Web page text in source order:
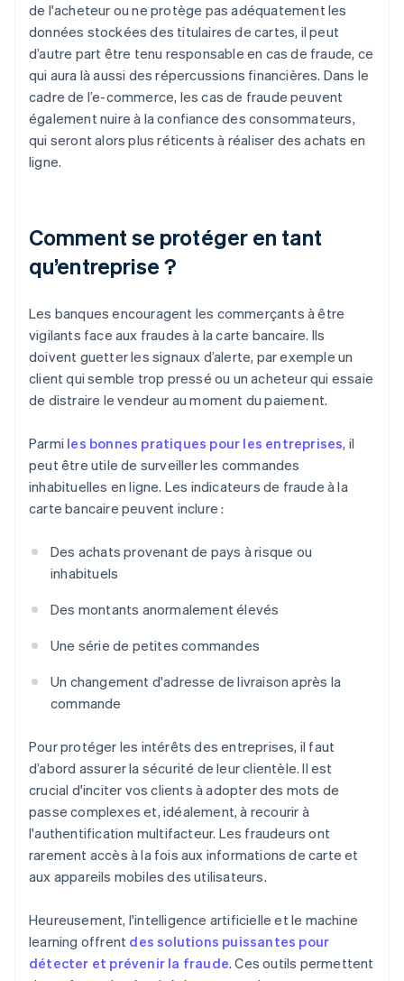
de l'acheteur ou ne protège pas adéquatement les
données stockées des titulaires de cartes, il peut
d’autre part être tenu responsable en cas de fraude, ce
qui aura là aussi des répercussions financières. Dans le
cadre de l’e-commerce, les cas de fraude peuvent
également nuire à la confiance des consommateurs,
qui seront alors plus réticents à réaliser des achats en
ligne.
Comment se protéger en tant
qu’entreprise ?
Les banques encouragent les commerçants à être
vigilants face aux fraudes à la carte bancaire. Ils
doivent guetter les signaux d’alerte, par exemple un
client qui semble trop pressé ou un acheteur qui essaie
de distraire le vendeur au moment du paiement.
Parmi les bonnes pratiques pour les entreprises, il
peut être utile de surveiller les commandes
inhabituelles en ligne. Les indicateurs de fraude à la
carte bancaire peuvent inclure :
Des achats provenant de pays à risque ou
inhabituels
Des montants anormalement élevés
Une série de petites commandes
Un changement d'adresse de livraison après la
commande
Pour protéger les intérêts des entreprises, il faut
d’abord assurer la sécurité de leur clientèle. Il est
crucial d'inciter vos clients à adopter des mots de
passe complexes et, idéalement, à recourir à
l'authentification multifacteur. Les fraudeurs ont
rarement accès à la fois aux informations de carte et
aux appareils mobiles des utilisateurs.
Heureusement, l'intelligence artificielle et le machine
learning offrent des solutions puissantes pour
détecter et prévenir la fraude. Ces outils permettent